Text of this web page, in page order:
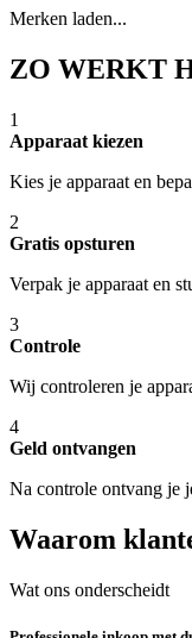
Merken laden...
ZO WERKT
1
Apparaat kiezen
Kies je apparaat en
2
Gratis opsturen
Verpak je apparaat en
3
Controle
Wij controleren je
4
Geld ontvangen
Na controle ontvang je
Waarom
Wat ons onderscheidt